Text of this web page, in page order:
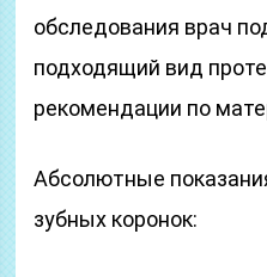
обследования врач
подходящий вид
рекомендации по
Абсолютные
зубных коронок: